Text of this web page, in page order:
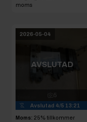
moms
2026-05-04
AVSLUTAD
Avslutad 4/5 13:21
Moms: 25% tillkommer